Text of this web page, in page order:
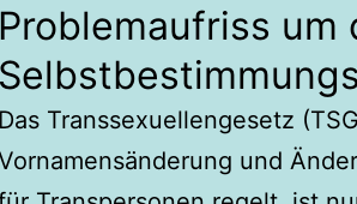
Problemaufriss um
Das Transsexuellengesetz
und